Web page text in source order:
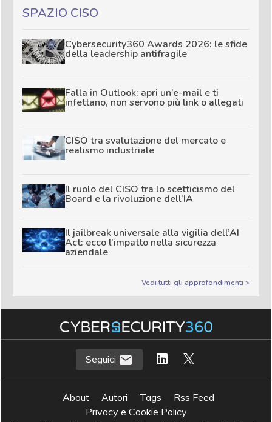
SPAZIO CISO
Cybersecurity360 Awards 2026: le sfide
della leadership antifragile
Falla in Outlook: apri un’e-mail e ti
infettano, non servono più link o allegati
CISO tra svalutazione del mercato e
realismo industriale
Il ruolo del CISO tra lo scetticismo del
Board e la rivoluzione dell’IA
Il jailbreak universale alla vigilia dell’AI
Act: ecco l’impatto nella sicurezza
aziendale
Vedi tutti gli approfondimenti >
Seguici
About Autori Tags
Rss Feed
Privacy e Cookie Policy